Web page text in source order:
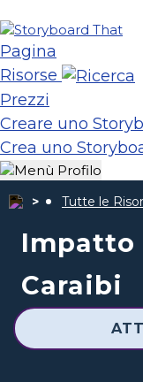
Pagina
Risorse
Prezzi
Creare uno
Crea uno
Tutte le
Impatto
Caraibi